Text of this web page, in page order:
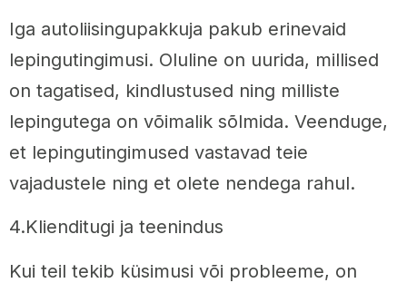
Iga autoliisingupakkuja pakub erinevaid
lepingutingimusi. Oluline on uurida, millised
on tagatised, kindlustused ning milliste
lepingutega on võimalik sõlmida. Veenduge,
et lepingutingimused vastavad teie
vajadustele ning et olete nendega rahul.
4.Klienditugi ja teenindus
Kui teil tekib küsimusi või probleeme, on